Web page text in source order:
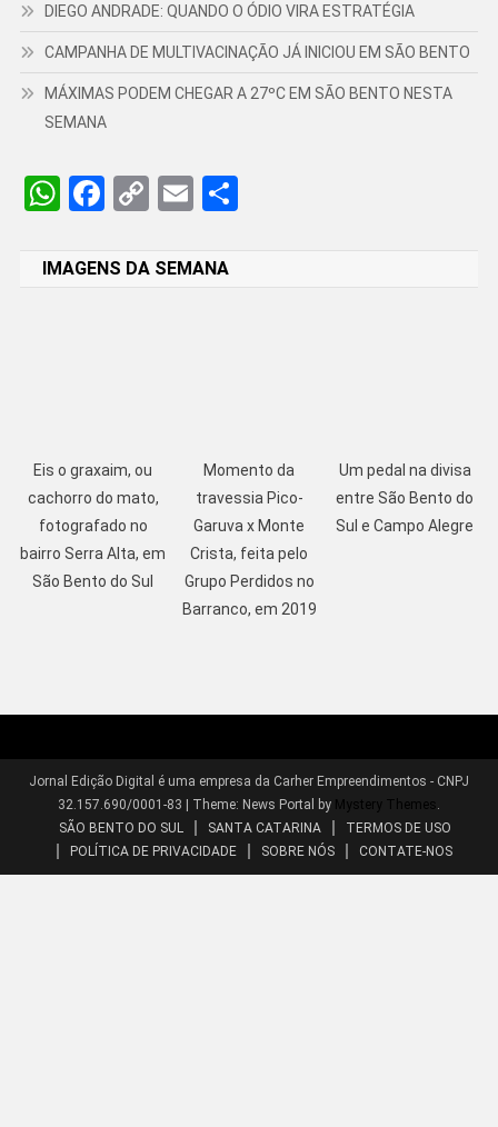
DIEGO ANDRADE: QUANDO O ÓDIO VIRA ESTRATÉGIA
CAMPANHA DE MULTIVACINAÇÃO JÁ INICIOU EM SÃO BENTO
MÁXIMAS PODEM CHEGAR A 27ºC EM SÃO BENTO NESTA
SEMANA
WhatsApp
Facebook
CopyEmailShare
IMAGENS DA SEMANA
Eis o graxaim, ou
cachorro do mato,
fotografado no
bairro Serra Alta, em
São Bento do Sul
Momento da
travessia Pico-
Garuva x Monte
Crista, feita pelo
Grupo Perdidos no
Barranco, em 2019
Um pedal na divisa
entre São Bento do
Sul e Campo Alegre
Jornal Edição Digital é uma empresa da Carher Empreendimentos - CNPJ
32.157.690/0001-83
Theme: News Portal by Mystery Themes .
SÃO BENTO DO SUL
SANTA CATARINA
TERMOS DE USO
POLÍTICA DE PRIVACIDADE
SOBRE NÓS CONTATE-NOS